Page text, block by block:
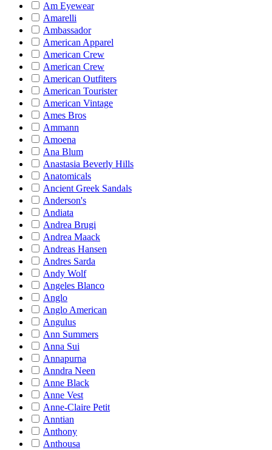
Am Eyewear
Amarelli
Ambassador
American Apparel
American Crew
American Crew
American Outfiters
American Tourister
American Vintage
Ames Bros
Ammann
Amoena
Ana Blum
Anastasia Beverly Hills
Anatomicals
Ancient Greek Sandals
Anderson's
Andiata
Andrea Brugi
Andrea Maack
Andreas Hansen
Andres Sarda
Andy Wolf
Angeles Blanco
Anglo
Anglo American
Angulus
Ann Summers
Anna Sui
Annapurna
Anndra Neen
Anne Black
Anne Vest
Anne-Claire Petit
Anntian
Anthony
Anthousa